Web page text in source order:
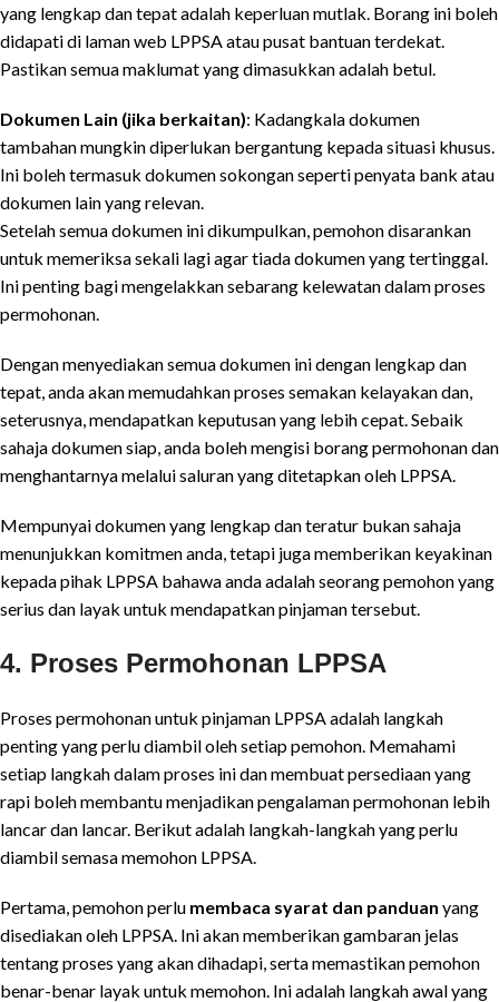
yang lengkap dan tepat adalah keperluan mutlak. Borang ini boleh
didapati di laman web LPPSA atau pusat bantuan terdekat.
Pastikan semua maklumat yang dimasukkan adalah betul.
Dokumen Lain (jika berkaitan): Kadangkala dokumen
tambahan mungkin diperlukan bergantung kepada situasi khusus.
Ini boleh termasuk dokumen sokongan seperti penyata bank atau
dokumen lain yang relevan.
Setelah semua dokumen ini dikumpulkan, pemohon disarankan
untuk memeriksa sekali lagi agar tiada dokumen yang tertinggal.
Ini penting bagi mengelakkan sebarang kelewatan dalam proses
permohonan.
Dengan menyediakan semua dokumen ini dengan lengkap dan
tepat, anda akan memudahkan proses semakan kelayakan dan,
seterusnya, mendapatkan keputusan yang lebih cepat. Sebaik
sahaja dokumen siap, anda boleh mengisi borang permohonan dan
menghantarnya melalui saluran yang ditetapkan oleh LPPSA.
Mempunyai dokumen yang lengkap dan teratur bukan sahaja
menunjukkan komitmen anda, tetapi juga memberikan keyakinan
kepada pihak LPPSA bahawa anda adalah seorang pemohon yang
serius dan layak untuk mendapatkan pinjaman tersebut.
4. Proses Permohonan LPPSA
Proses permohonan untuk pinjaman LPPSA adalah langkah
penting yang perlu diambil oleh setiap pemohon. Memahami
setiap langkah dalam proses ini dan membuat persediaan yang
rapi boleh membantu menjadikan pengalaman permohonan lebih
lancar dan lancar. Berikut adalah langkah-langkah yang perlu
diambil semasa memohon LPPSA.
Pertama, pemohon perlu membaca syarat dan panduan yang
disediakan oleh LPPSA. Ini akan memberikan gambaran jelas
tentang proses yang akan dihadapi, serta memastikan pemohon
benar-benar layak untuk memohon. Ini adalah langkah awal yang